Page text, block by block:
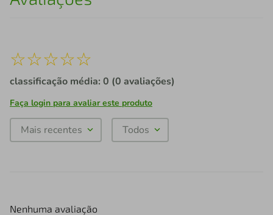
☆☆☆☆☆
classificação média: 0 (0 avaliações)
Faça login para avaliar este produto
Mais recentes Todos
Nenhuma avaliação